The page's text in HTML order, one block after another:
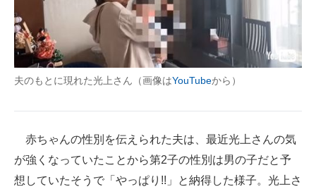
エレクトロニクス専門サイト
電子設計の基本と応用
エネルギーの専門メディア
夫のもとに現れた光上さん（画像はYouTubeから）
赤ちゃんの性別を伝えられた夫は、最近光上さんの気
が強くなっていたことから第2子の性別は男の子だと予
想していたそうで「やっぱり!!」と納得した様子。光上さ